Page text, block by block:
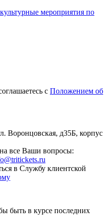
мероприятия по
с Положением об
Воронцовская, д35Б, корпус
все Ваши вопросы:
в Службу клиентской
быть в курсе последних